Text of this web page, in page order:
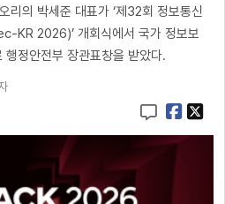
리의 박세준 대표가 ‘제32회 정보통신
KR 2026)’ 개회식에서 국가 정보보
정안전부 장관표창을 받았다.